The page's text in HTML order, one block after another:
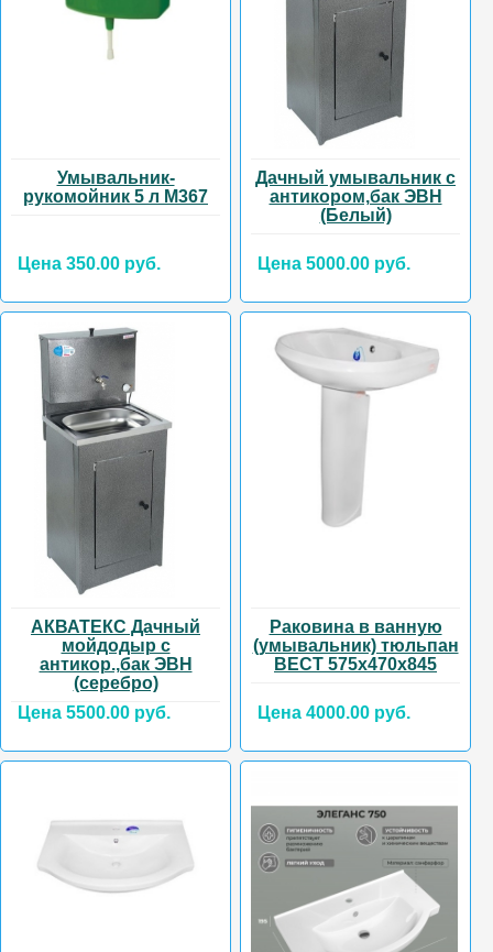
Умывальник-
рукомойник 5 л М367
Цена 350.00 руб.
Дачный умывальник с
антикором,бак ЭВН
(Белый)
Цена 5000.00 руб.
АКВАТЕКС Дачный
мойдодыр с
антикор.,бак ЭВН
(серебро)
Цена 5500.00 руб.
Раковина в ванную
(умывальник) тюльпан
ВЕСТ 575х470х845
Цена 4000.00 руб.